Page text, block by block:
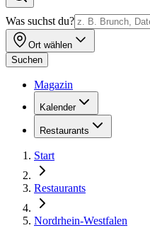
Was suchst du?
Ort wählen
Suchen
Magazin
Kalender
Restaurants
Start
Restaurants
Nordrhein-Westfalen